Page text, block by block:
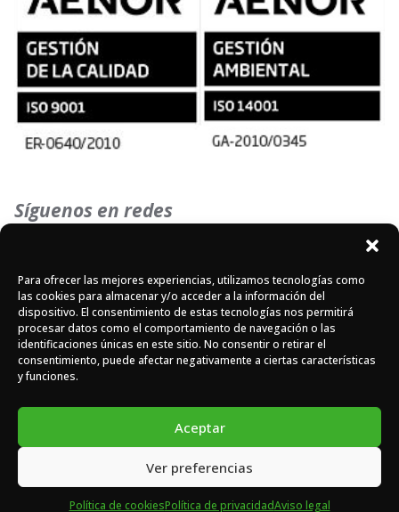
Para ofrecer las mejores experiencias, utilizamos tecnologías como
las cookies para almacenar y/o acceder a la información del
dispositivo. El consentimiento de estas tecnologías nos permitirá
procesar datos como el comportamiento de navegación o las
identificaciones únicas en este sitio. No consentir o retirar el
consentimiento, puede afectar negativamente a ciertas características
y funciones.
Aceptar
Ver preferencias
Política de cookiesPolítica de privacidadAviso legal
Síguenos en redes
Instagram
Facebook
X